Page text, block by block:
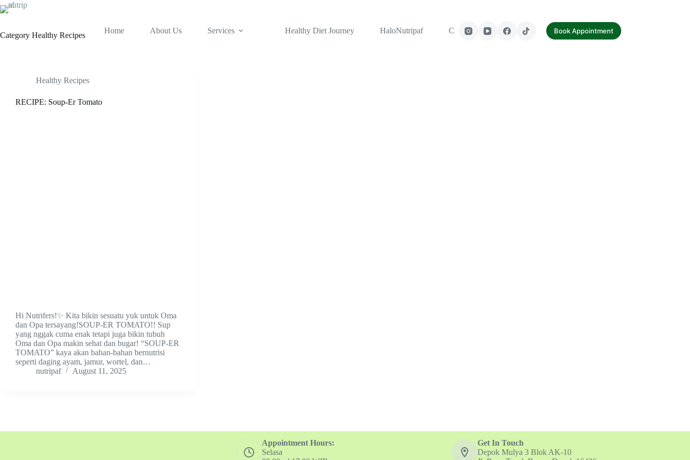
Home About Us Services Healthy Diet Journey HaloNutripaf Contact Us Book Appointment
Category Healthy Recipes
Healthy Recipes
RECIPE: Soup-Er Tomato
Hi Nutrifers!✨ Kita bikin sesuatu yuk untuk Oma
dan Opa tersayang!SOUP-ER TOMATO!! Sup
yang nggak cuma enak tetapi juga bikin tubuh
Oma dan Opa makin sehat dan bugar! “SOUP-ER
TOMATO” kaya akan bahan-bahan bernutrisi
seperti daging ayam, jamur, wortel, dan…
nutripaf
August 11, 2025
Appointment Hours:
Selasa
Get In Touch
Depok Mulya 3 Blok AK-10